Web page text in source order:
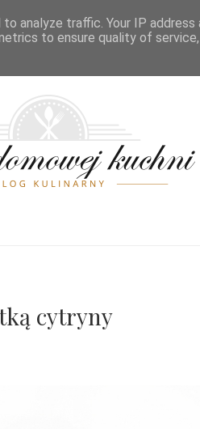
PRZELICZNIKI SPIS TREŚCI
cytryny
analyze traffic. Your IP address
to ensure quality of